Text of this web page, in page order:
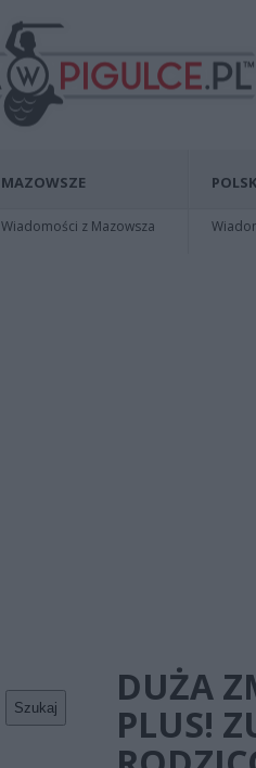
MAZOWSZE
Wiadomości z Mazowsza
Szukaj
DUŻA
PLUS!